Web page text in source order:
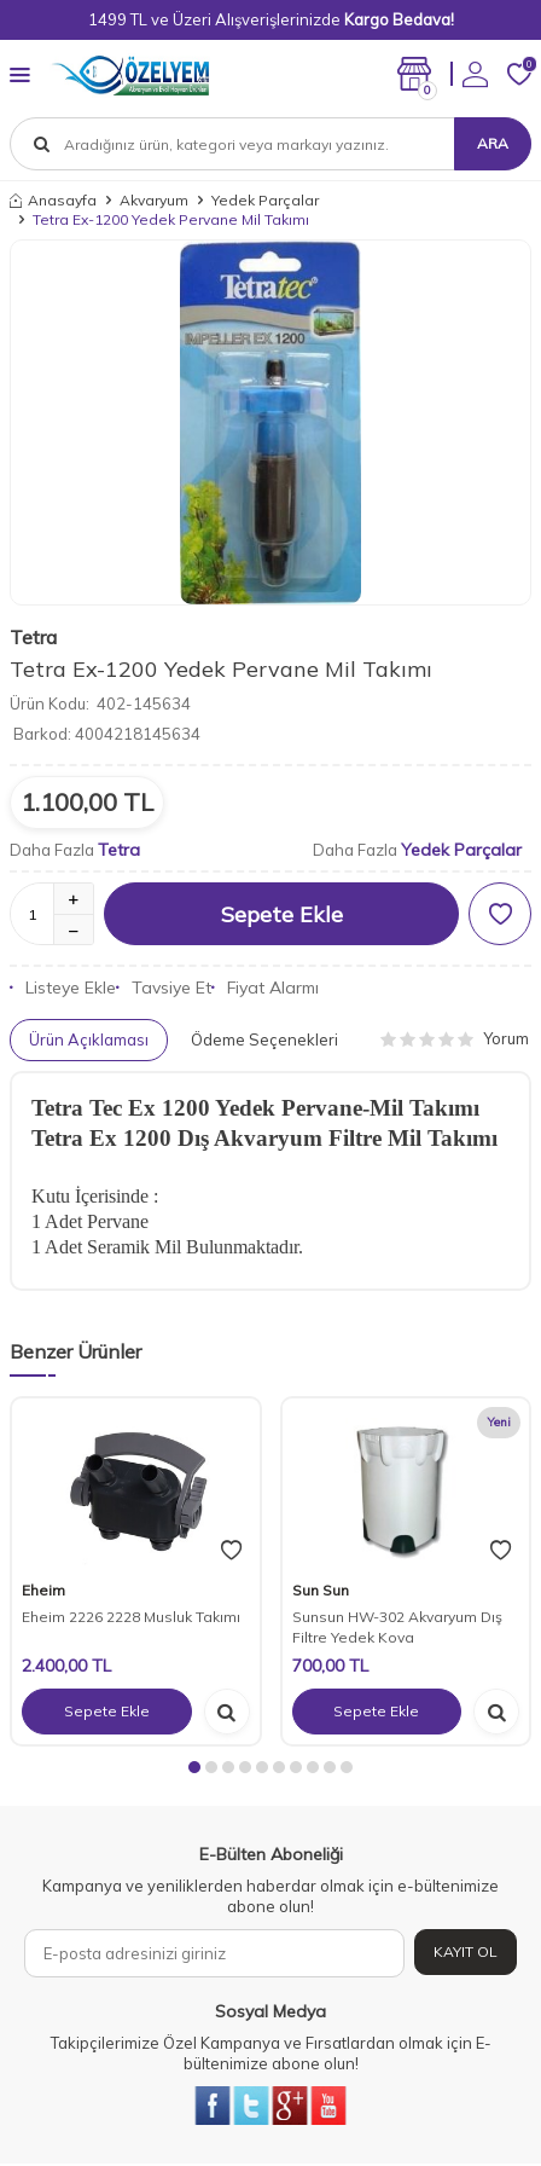
1499 TL ve Üzeri Alışverişlerinizde Kargo Bedava!
ARA
0
0
Anasayfa Akvaryum
Yedek Parçalar
Tetra Ex-1200 Yedek Pervane Mil Takımı
Tetra
Tetra Ex-1200 Yedek Pervane Mil Takımı
Ürün Kodu: 402-145634
Barkod: 4004218145634
1.100,00 TL
Daha Fazla Tetra Daha Fazla Yedek Parçalar
Sepete Ekle
Listeye Ekle Tavsiye Et Fiyat Alarmı
Ürün Açıklaması Ödeme Seçenekleri Yorum
Tetra Tec Ex 1200 Yedek Pervane-Mil Takımı
Tetra Ex 1200 Dış Akvaryum Filtre Mil Takımı
Kutu İçerisinde :
1 Adet Pervane
1 Adet Seramik Mil Bulunmaktadır.
Benzer Ürünler
Eheim
Eheim 2226 2228 Musluk Takımı
2.400,00TL
Sepete Ekle
Yeni
Sun Sun
Sunsun HW-302 Akvaryum Dış
Filtre Yedek Kova
700,00TL
Sepete Ekle
E-Bülten Aboneliği
Kampanya ve yeniliklerden haberdar olmak için e-bültenimize
abone olun!
KAYIT OL
Sosyal Medya
Takipçilerimize Özel Kampanya ve Fırsatlardan olmak için E-
bültenimize abone olun!